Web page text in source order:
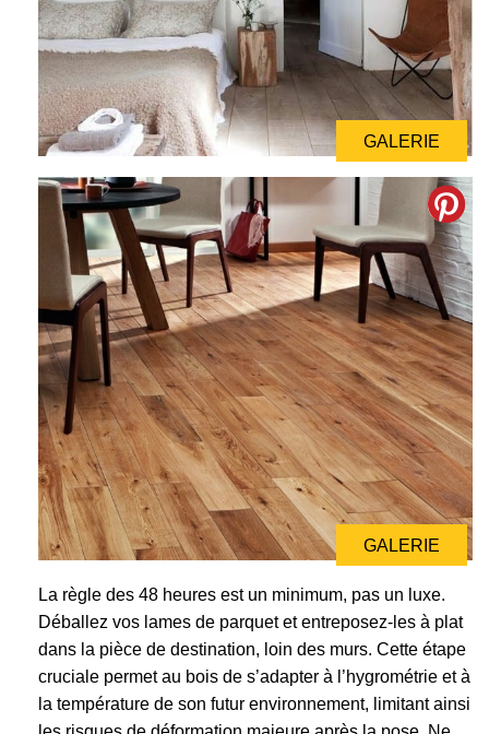
GALERIE
GALERIE
La règle des 48 heures est un minimum, pas un luxe.
Déballez vos lames de parquet et entreposez-les à plat
dans la pièce de destination, loin des murs. Cette étape
cruciale permet au bois de s’adapter à l’hygrométrie et à
la température de son futur environnement, limitant ainsi